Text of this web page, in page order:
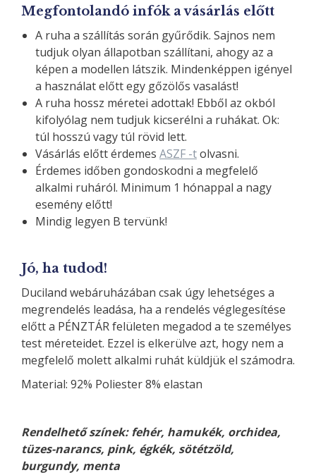
Megfontolandó infók a vásárlás előtt
A ruha a szállítás során gyűrődik. Sajnos nem
tudjuk olyan állapotban szállítani, ahogy az a
képen a modellen látszik. Mindenképpen igényel
a használat előtt egy gőzölős vasalást!
A ruha hossz méretei adottak! Ebből az okból
kifolyólag nem tudjuk kicserélni a ruhákat. Ok:
túl hosszú vagy túl rövid lett.
Vásárlás előtt érdemes ASZF -tolvasni.
Érdemes időben gondoskodni a megfelelő
alkalmi ruháról. Minimum 1 hónappal a nagy
esemény előtt!
Mindig legyen B tervünk!
Jó, ha tudod!
Duciland webáruházában csak úgy lehetséges a
megrendelés leadása, ha a rendelés véglegesítése
előtt a PÉNZTÁR felületen megadod a te személyes
test méreteidet. Ezzel is elkerülve azt, hogy nem a
megfelelő molett alkalmi ruhát küldjük el számodra.
Material: 92% Poliester 8% elastan
Rendelhető színek: fehér, hamukék, orchidea,
tüzes-narancs, pink, égkék, sötétzöld,
burgundy, menta